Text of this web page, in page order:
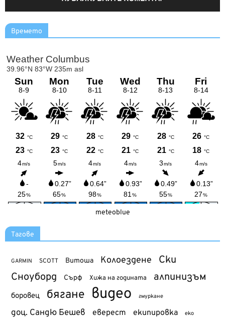
Времето
meteoblue
Тагове
GARMIN SCOTT Витоша Колоездене Ски
Сноуборд Сърф Хижа на годината алпинизъм
боровец бягане видео гмуркане
доц. Сандю Бешев еверест екипировка еко